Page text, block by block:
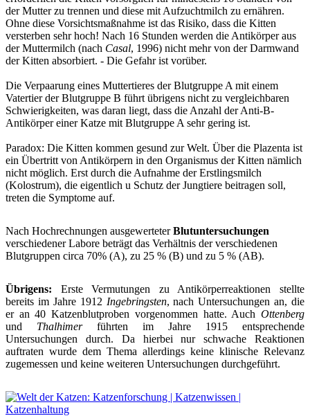
der Mutter zu trennen und diese mit Aufzuchtmilch zu ernähren.
Ohne diese Vorsichtsmaßnahme ist das Risiko, dass die Kitten
versterben sehr hoch! Nach 16 Stunden werden die Antikörper aus
der Muttermilch (nach Casal, 1996) nicht mehr von der Darmwand
der Kitten absorbiert. - Die Gefahr ist vorüber.
Die Verpaarung eines Muttertieres der Blutgruppe A mit einem
Vatertier der Blutgruppe B führt übrigens nicht zu vergleichbaren
Schwierigkeiten, was daran liegt, dass die Anzahl der Anti-B-
Antikörper einer Katze mit Blutgruppe A sehr gering ist.
Paradox: Die Kitten kommen gesund zur Welt. Über die Plazenta ist
ein Übertritt von Antikörpern in den Organismus der Kitten nämlich
nicht möglich. Erst durch die Aufnahme der Erstlingsmilch
(Kolostrum), die eigentlich u Schutz der Jungtiere beitragen soll,
treten die Symptome auf.
Nach Hochrechnungen ausgewerteterBlutuntersuchungen
verschiedener Labore beträgt das Verhältnis der verschiedenen
Blutgruppen circa 70% (A), zu 25 % (B) und zu 5 % (AB).
Übrigens: Erste Vermutungen zu Antikörperreaktionen stellte
bereits im Jahre 1912 Ingebringsten, nach Untersuchungen an, die
er an 40 Katzenblutproben vorgenommen hatte. Auch Ottenberg
und Thalhimerführten im Jahre 1915 entsprechende
Untersuchungen durch. Da hierbei nur schwache Reaktionen
auftraten wurde dem Thema allerdings keine klinische Relevanz
zugemessen und keine weiteren Untersuchungen durchgeführt.